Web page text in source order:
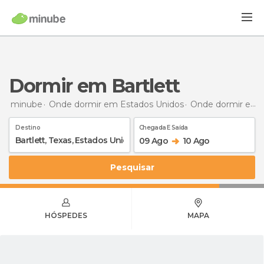
Dormir em Bartlett
minube Onde dormir em Estados Unidos Onde dormir em Texas
Destino Chegada E Saída
09 Ago 10 Ago
Pesquisar
HÓSPEDES MAPA